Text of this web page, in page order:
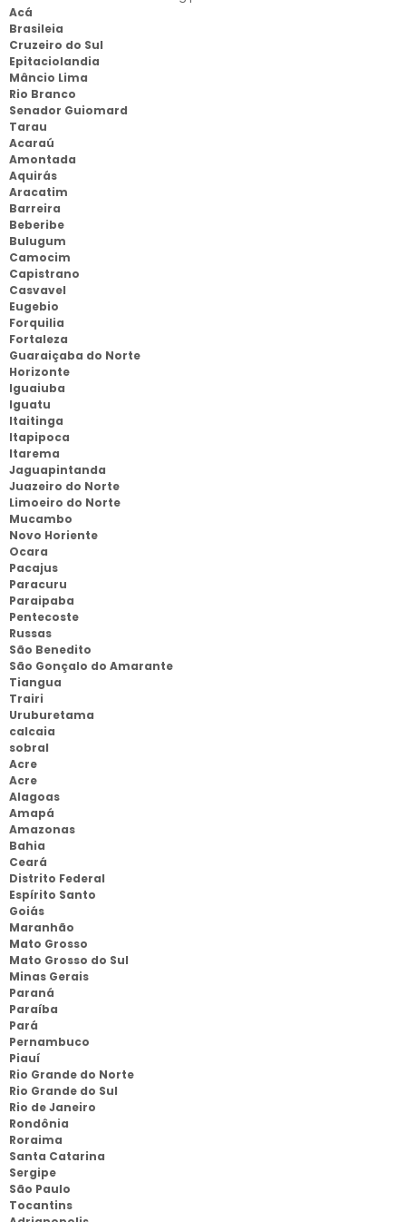
Acá
Brasileia
Cruzeiro do Sul
Epitaciolandia
Mâncio Lima
Rio Branco
Senador Guiomard
Tarau
Acaraú
Amontada
Aquirás
Aracatim
Barreira
Beberibe
Bulugum
Camocim
Capistrano
Casvavel
Eugebio
Forquilia
Fortaleza
Guaraiçaba do Norte
Horizonte
Iguaiuba
Iguatu
Itaitinga
Itapipoca
Itarema
Jaguapintanda
Juazeiro do Norte
Limoeiro do Norte
Mucambo
Novo Horiente
Ocara
Pacajus
Paracuru
Paraipaba
Pentecoste
Russas
São Benedito
São Gonçalo do Amarante
Tiangua
Trairi
Uruburetama
calcaia
sobral
Acre
Acre
Alagoas
Amapá
Amazonas
Bahia
Ceará
Distrito Federal
Espírito Santo
Goiás
Maranhão
Mato Grosso
Mato Grosso do Sul
Minas Gerais
Paraná
Paraíba
Pará
Pernambuco
Piauí
Rio Grande do Norte
Rio Grande do Sul
Rio de Janeiro
Rondônia
Roraima
Santa Catarina
Sergipe
São Paulo
Tocantins